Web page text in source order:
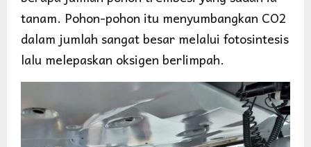
tanam. Pohon-pohon itu menyumbangkan CO2
dalam jumlah sangat besar melalui fotosintesis
lalu melepaskan oksigen berlimpah.